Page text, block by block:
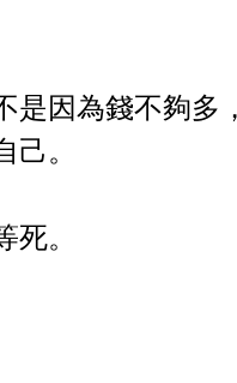
是因為錢不夠多
。
。